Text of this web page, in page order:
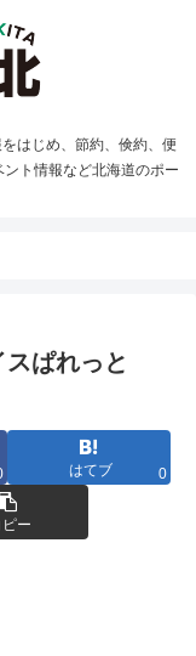
はじめ、節約、倹約、便
ト情報など北海道のポー
ぱれっと
はてブ 0
ピー